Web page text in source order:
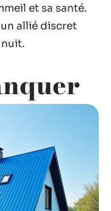
et sa santé.
un allié discret